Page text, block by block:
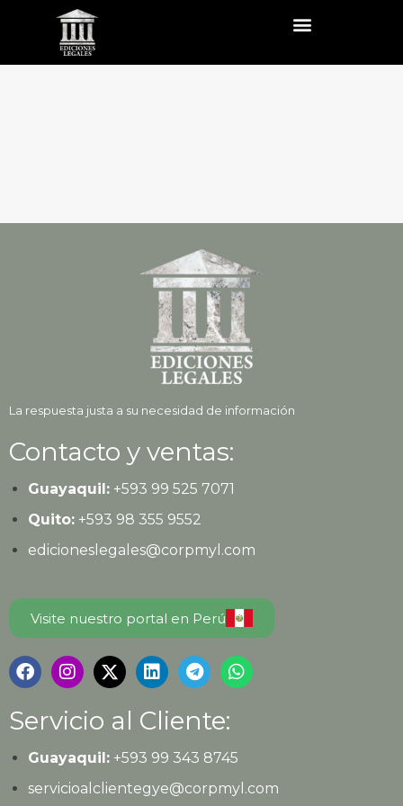
La respuesta justa a su necesidad de información
Contacto y ventas:
Guayaquil:+593 99 525 7071
Quito:+593 98 355 9552
edicioneslegales@corpmyl.com
Visite nuestro portal en Perú
Servicio al Cliente:
Guayaquil:+593 99 343 8745
servicioalclientegye@corpmyl.com